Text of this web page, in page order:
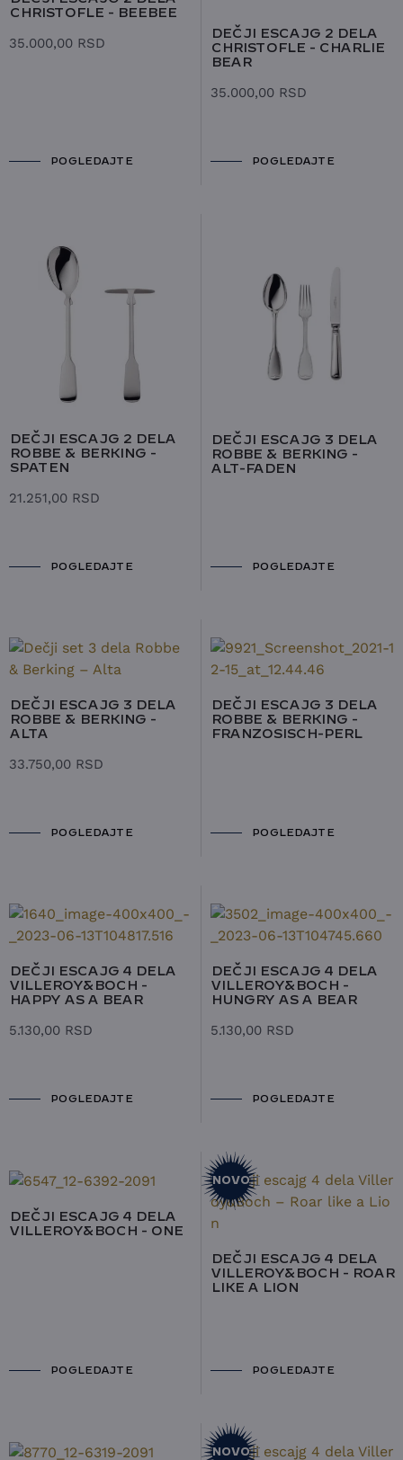
CHRISTOFLE - BEEBEE
35.000,00 RSD
POGLEDAJTE
DEČJI ESCAJG 2 DELA
CHRISTOFLE - CHARLIE
BEAR
35.000,00 RSD
POGLEDAJTE
DEČJI ESCAJG 2 DELA
ROBBE & BERKING -
SPATEN
21.251,00 RSD
POGLEDAJTE
DEČJI ESCAJG 3 DELA
ROBBE & BERKING -
ALT-FADEN
POGLEDAJTE
DEČJI ESCAJG 3 DELA
ROBBE & BERKING -
ALTA
33.750,00 RSD
POGLEDAJTE
DEČJI ESCAJG 3 DELA
ROBBE & BERKING -
FRANZOSISCH-PERL
POGLEDAJTE
DEČJI ESCAJG 4 DELA
VILLEROY&BOCH -
HAPPY AS A BEAR
5.130,00 RSD
POGLEDAJTE
DEČJI ESCAJG 4 DELA
VILLEROY&BOCH -
HUNGRY AS A BEAR
5.130,00 RSD
POGLEDAJTE
DEČJI ESCAJG 4 DELA
VILLEROY&BOCH - ONE
POGLEDAJTE
NOVO
DEČJI ESCAJG 4 DELA
VILLEROY&BOCH - ROAR
LIKE A LION
POGLEDAJTE
NOVO